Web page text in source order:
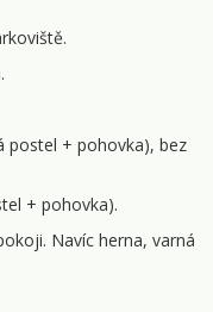
postel + pohovka), bez
+ pohovka).
Navíc herna, varná